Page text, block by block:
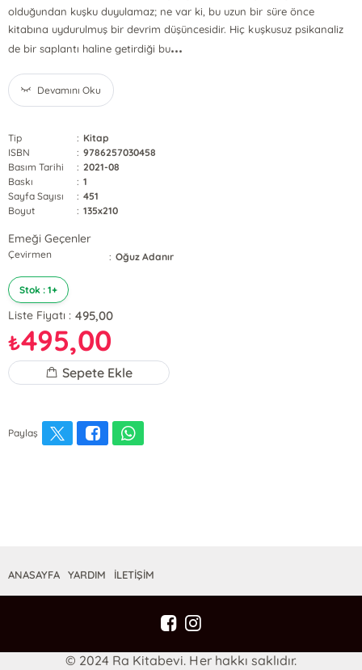
olduğundan kuşku duyulamaz; ne var ki, bu uzun bir süre önce
kitabına uydurulmuş bir devrim düşüncesidir. Hiç kuşkusuz psikanaliz
de bir saplantı haline getirdiği bu...
Devamını Oku
Tip : Kitap
ISBN
: 9786257030458
Basım Tarihi
: 2021-08
Baskı
: 1
Sayfa Sayısı
: 451
Boyut
: 135x210
Emeği Geçenler
Çevirmen : Oğuz Adanır
Stok : 1+
Liste Fiyatı : 495,00
₺495,00
Sepete Ekle
Paylaş
ANASAYFA YARDIM İLETİŞİM
© 2024 Ra Kitabevi. Her hakkı saklıdır.